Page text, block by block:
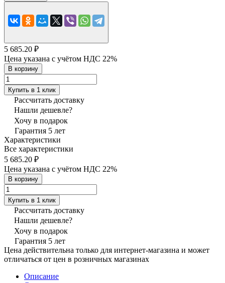
5 685.20 ₽
Цена указана с учётом НДС 22%
В корзину
Купить в 1 клик
Рассчитать доставку
Нашли дешевле?
Хочу в подарок
Гарантия 5 лет
Характеристики
Все характеристики
5 685.20 ₽
Цена указана с учётом НДС 22%
В корзину
Купить в 1 клик
Рассчитать доставку
Нашли дешевле?
Хочу в подарок
Гарантия 5 лет
Цена действительна только для интернет-магазина и может
отличаться от цен в розничных магазинах
Описание